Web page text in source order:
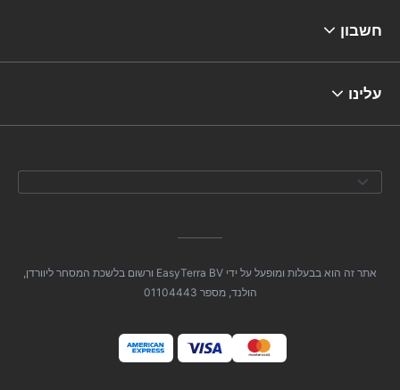
חשבון
עלינו
אתר זה הוא בבעלות ומופעל על ידי EasyTerra BV ורשום בלשכת המסחר ליוורדן,
הולנד, מספר 01104443